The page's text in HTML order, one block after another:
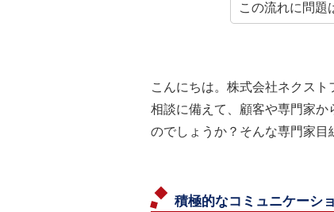
この流れに問題
こんにちは。株式会社ネクス
相談に備えて、顧客や専門家
のでしょうか？そんな専門家目
積極的なコミュニケーシ